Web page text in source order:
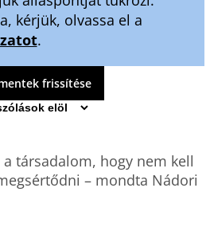
kérjük, olvassa el a
.
frissítése
társadalom, hogy nem kell
– mondta Nádori